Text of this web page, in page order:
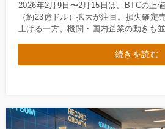
2026年2月9日〜2月15日は、BTCの上
（約23億ドル）拡大が注目。損失確定
上げる一方、機関・国内企業の動きも
続きを読む